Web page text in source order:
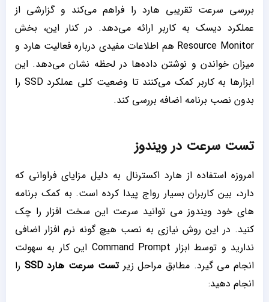
بررسی سرعت تقریبی هارد را فراهم می‌کند و گزارشی از
عملکرد دیسک به کاربر ارائه می‌دهد. در کنار این، بخش
Resource Monitor هم اطلاعات مفیدی درباره فعالیت هارد و
میزان خواندن و نوشتن داده‌ها در لحظه نشان می‌دهد. این
ابزارها به کاربر کمک می‌کنند تا وضعیت کلی عملکرد SSD را
بدون نصب برنامه اضافه بررسی کند.
تست سرعت در ویندوز
امروزه استفاده از هارد اکسترنال به دلیل مزایای فراوانی که
دارد، بین کاربران بسیار رواج پیدا کرده است. به کمک برنامه
های خود ویندوز می توانید سرعت این سخت افزار را چک
کنید. در این روش نیازی به نصب هیچ گونه نرم ‌افزار اضافی
ندارید و توسط ابزار Command Prompt این کار به سهولت
انجام می گیرد. مطابق مراحل زیرتست سرعت هاردSSD
را
انجام دهید: